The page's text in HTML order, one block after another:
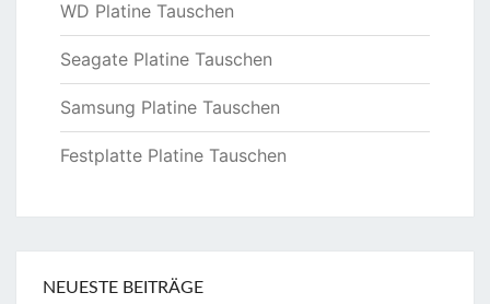
WD Platine Tauschen
Seagate Platine Tauschen
Samsung Platine Tauschen
Festplatte Platine Tauschen
NEUESTE BEITRÄGE